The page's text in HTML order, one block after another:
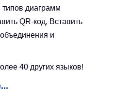
диаграмм
QR-код, Вставить
и
40 других языков!